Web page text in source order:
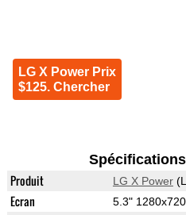
LG X Power Prix
$125. Chercher
Produit LG X Power
Ecran 5.3"